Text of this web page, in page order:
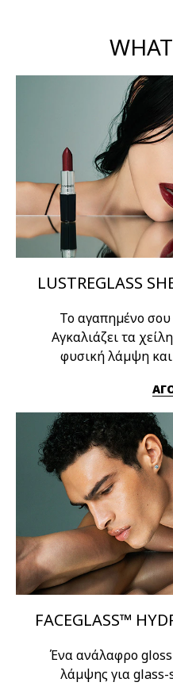
LUSTREGLASS
Το αγαπημένο
Αγκαλιάζει τα
φυσική λάμψη
FACEGLASS™
Ένα ανάλαφρο
λάμψης για